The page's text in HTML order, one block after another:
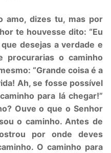
amo, dizes tu, mas por
te houvesse dito: “Eu
desejas a verdade e
procurarias o caminho
“Grande coisa é a
Ah, se fosse possível
para lá chegar!”
Ouve o que o Senhor
o caminho. Antes de
por onde deves
O caminho para